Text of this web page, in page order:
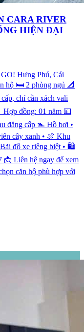
CARA RIVER
HIỆN ĐẠI
Hưng Phú, Cái
hộ 🛏️ 2 phòng ngủ 📐
chỉ cần xách vali
Hợp đồng: 01 năm 💴
đẳng cấp 🏊 Hồ bơi •
cây xanh • 🍖 Khu
đỗ xe riêng biệt • 🛍️
📩 Liên hệ ngay để xem
căn hộ phù hợp với